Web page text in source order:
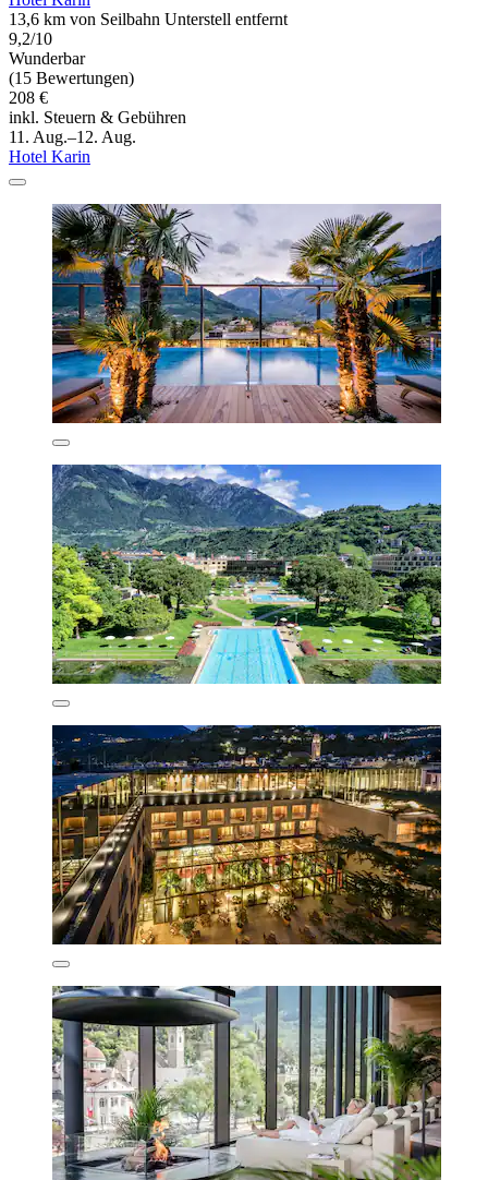
13,6 km von Seilbahn Unterstell entfernt
9,2/10
Wunderbar
(15 Bewertungen)
208 €
inkl. Steuern & Gebühren
11. Aug.–12. Aug.
Hotel Karin